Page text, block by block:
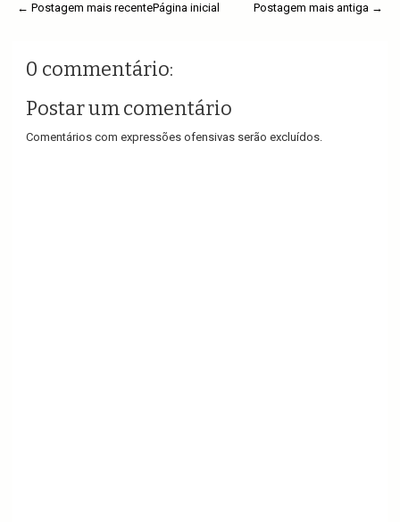
← Postagem mais recente Postagem mais antiga →
Página inicial
0 commentário:
Postar um comentário
Comentários com expressões ofensivas serão excluídos.